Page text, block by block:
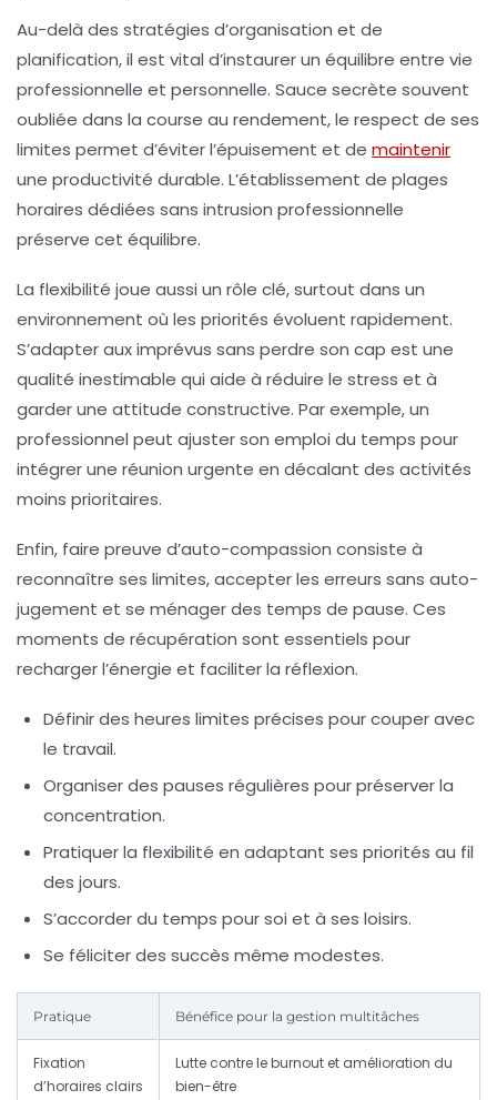
Au-delà des stratégies d’organisation et de
planification, il est vital d’instaurer un équilibre entre vie
professionnelle et personnelle. Sauce secrète souvent
oubliée dans la course au rendement,le respect de ses
limites permet d’éviter l’épuisement et de maintenir
une productivité durable. L’établissement de plages
horaires dédiées sans intrusion professionnelle
préserve cet équilibre.
La flexibilité joue aussi un rôle clé, surtout dans un
environnement où les priorités évoluent rapidement.
S’adapter aux imprévus sans perdre son cap est une
qualité inestimable qui aide à réduire le stress et à
garder une attitude constructive. Par exemple, un
professionnel peut ajuster son emploi du temps pour
intégrer une réunion urgente en décalant des activités
moins prioritaires.
Enfin, faire preuve d’auto-compassion consiste à
reconnaître ses limites, accepter les erreurs sans auto-
jugement et se ménager des temps de pause. Ces
moments de récupération sont essentiels pour
recharger l’énergie et faciliter la réflexion.
Définir des heures limites précises pour couper avec
le travail.
Organiser des pauses régulières pour préserver la
concentration.
Pratiquer la flexibilité en adaptant ses priorités au fil
des jours.
S’accorder du temps pour soi et à ses loisirs.
Se féliciter des succès même modestes.
Pratique Bénéfice pour la gestion multitâches
Fixation
d’horaires clairs
Lutte contre le burnout et amélioration du
bien-être